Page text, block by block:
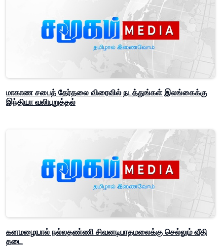
மாகாண சபைத் தேர்தலை விரைவில் நடத்துங்கள் இலங்கைக்கு
இந்தியா வலியுறுத்தல்
கனமழையால் நல்லதண்ணி சிவனடிபாதமலைக்கு செல்லும் வீதி
தடை